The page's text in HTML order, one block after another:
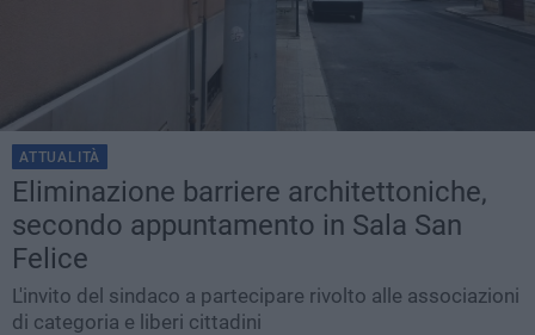
ATTUALITÀ
Eliminazione barriere architettoniche,
secondo appuntamento in Sala San
Felice
L'invito del sindaco a partecipare rivolto alle associazioni
di categoria e liberi cittadini